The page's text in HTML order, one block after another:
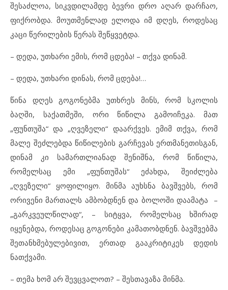
შესაძლოა, სიკვდილამდე ბევრი დრო აღარ დარჩაო,
ფიქრობდა. მოუთმენლად ელოდა იმ დღეს, როდესაც
კაცი წერილების წერას შეწყვეტდა.
– დედა, უთხარი ემის, რომ ცდება! – თქვა დინამ.
– დედა, უთხარი დინას, რომ ცდება!…
წინა დღეს გოგონებმა უთხრეს მინს, რომ სკოლის
ბაღში, საქათმეში, ორი წიწილა გამოიჩეკა. მათ
„ფუნთუშა“ და „ღვეზელი“ დაარქვეს. ემიმ თქვა, რომ
მალე შეძლებდა წიწილების გარჩევას ერთმანეთისგან,
დინამ კი სამართლიანად შენიშნა, რომ წიწილა,
რომელსაც ემი „ფუნთუშას“ ეძახდა, შეიძლება
„ღვეზელი“ ყოფილიყო. მინმა აუხსნა ბავშვებს, რომ
ორივენი მართალს ამბობდნენ და ბოლოში დაამატა –
„გარკვეულწილად“, – სიტყვა, რომელსაც ხშირად
იყენებდა, როდესაც გოგონები კამათობდნენ. ბავშვებმა
შეთანხმებულებივით, ერთად გააკრიტიკეს დედის
ნათქვამი.
– თემა ხომ არ შევცვალოთ? – შესთავაზა მინმა.